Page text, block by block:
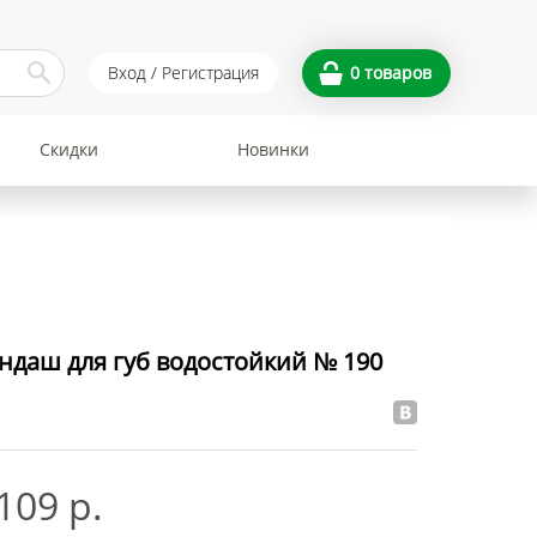
Вход / Регистрация 0 товаров
Скидки Новинки
для губ водостойкий № 190
р.